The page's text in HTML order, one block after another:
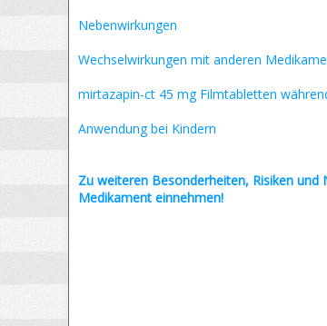
Nebenwirkungen
Wechselwirkungen mit anderen
mirtazapin-ct 45 mg Filmtabletten
Anwendung bei Kindern
Zu weiteren Besonderheiten, Risiken und
Medikament einnehmen!